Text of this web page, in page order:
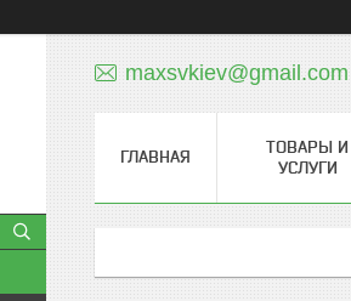
maxsvkiev@gmail.com
ГЛАВНАЯ
ТОВАРЫ И
УСЛУГИ